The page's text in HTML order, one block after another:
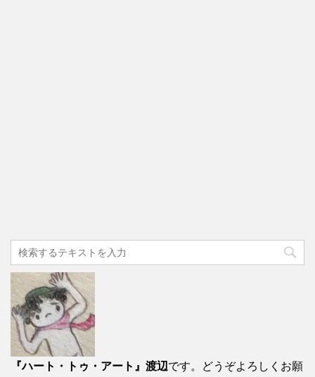
『ハート・トゥ・アート』渡辺です。どうぞよろしくお願